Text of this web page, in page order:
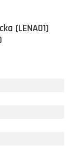
(LENA01)